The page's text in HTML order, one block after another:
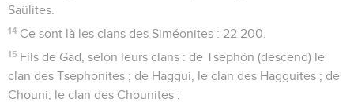
Saülites.
14 Ce sont là les clans des Siméonites : 22 200.
15 Fils de Gad, selon leurs clans : de Tsephôn (descend) le
clan des Tsephonites ; de Haggui, le clan des Hagguites ; de
Chouni, le clan des Chounites ;